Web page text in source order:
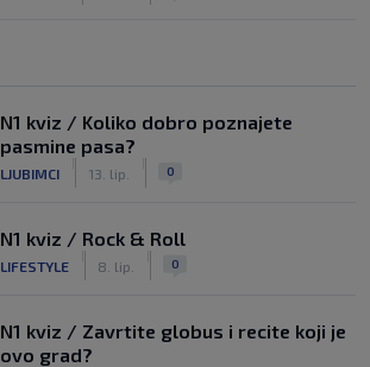
N1 kviz / Koliko dobro poznajete
pasmine pasa?
LJUBIMCI 13. lip. 0
N1 kviz / Rock & Roll
LIFESTYLE 8. lip. 0
N1 kviz / Zavrtite globus i recite koji je
ovo grad?